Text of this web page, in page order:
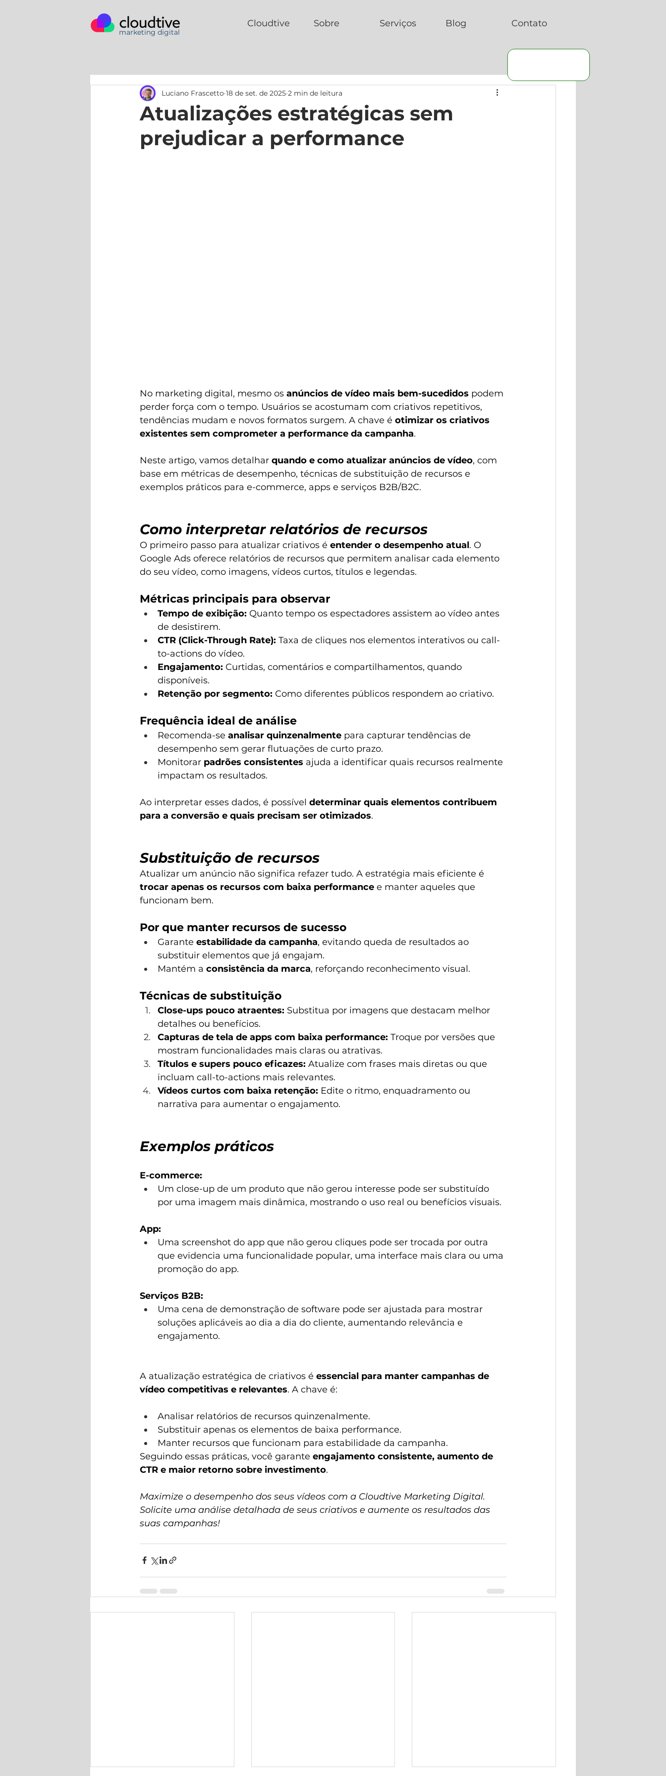
marketing digital
Cloudtive Sobre Serviços Blog Contato
Atualizações estratégicas sem
prejudicar a performance
Luciano Frascetto 18 de set. de 2025 2 min de leitura
No marketing digital, mesmo os anúncios de vídeo mais bem-sucedidos podem
perder força com o tempo. Usuários se acostumam com criativos repetitivos,
tendências mudam e novos formatos surgem. A chave é otimizar os criativos
existentes sem comprometer a performance da campanha.
Neste artigo, vamos detalhar quando e como atualizar anúncios de vídeo, com
base em métricas de desempenho, técnicas de substituição de recursos e
exemplos práticos para e-commerce, apps e serviços B2B/B2C.
Como interpretar relatórios de recursos
O primeiro passo para atualizar criativos é entender o desempenho atual. O
Google Ads oferece relatórios de recursos que permitem analisar cada elemento
do seu vídeo, como imagens, vídeos curtos, títulos e legendas.
Métricas principais para observar
Tempo de exibição: Quanto tempo os espectadores assistem ao vídeo antes
de desistirem.
CTR (Click-Through Rate): Taxa de cliques nos elementos interativos ou call-
to-actions do vídeo.
Engajamento: Curtidas, comentários e compartilhamentos, quando
disponíveis.
Retenção por segmento: Como diferentes públicos respondem ao criativo.
Frequência ideal de análise
Recomenda-se analisar quinzenalmente para capturar tendências de
desempenho sem gerar flutuações de curto prazo.
Monitorar padrões consistentes ajuda a identificar quais recursos realmente
impactam os resultados.
Ao interpretar esses dados, é possível determinar quais elementos contribuem
para a conversão e quais precisam ser otimizados.
Substituição de recursos
Atualizar um anúncio não significa refazer tudo. A estratégia mais eficiente é
trocar apenas os recursos com baixa performance e manter aqueles que
funcionam bem.
Por que manter recursos de sucesso
Garante estabilidade da campanha, evitando queda de resultados ao
substituir elementos que já engajam.
Mantém a consistência da marca, reforçando reconhecimento visual.
Técnicas de substituição
Close-ups pouco atraentes: Substitua por imagens que destacam melhor
detalhes ou benefícios.
Capturas de tela de apps com baixa performance: Troque por versões que
mostram funcionalidades mais claras ou atrativas.
Títulos e supers pouco eficazes: Atualize com frases mais diretas ou que
incluam call-to-actions mais relevantes.
Vídeos curtos com baixa retenção: Edite o ritmo, enquadramento ou
narrativa para aumentar o engajamento.
Exemplos práticos
E-commerce:
Um close-up de um produto que não gerou interesse pode ser substituído
por uma imagem mais dinâmica, mostrando o uso real ou benefícios visuais.
App:
Uma screenshot do app que não gerou cliques pode ser trocada por outra
que evidencia uma funcionalidade popular, uma interface mais clara ou uma
promoção do app.
Serviços B2B:
Uma cena de demonstração de software pode ser ajustada para mostrar
soluções aplicáveis ao dia a dia do cliente, aumentando relevância e
engajamento.
A atualização estratégica de criativos é essencial para manter campanhas de
vídeo competitivas e relevantes. A chave é:
Analisar relatórios de recursos quinzenalmente.
Substituir apenas os elementos de baixa performance.
Manter recursos que funcionam para estabilidade da campanha.
Seguindo essas práticas, você garante engajamento consistente, aumento de
CTR e maior retorno sobre investimento.
Maximize o desempenho dos seus vídeos com a Cloudtive Marketing Digital.
Solicite uma análise detalhada de seus criativos e aumente os resultados das
suas campanhas!